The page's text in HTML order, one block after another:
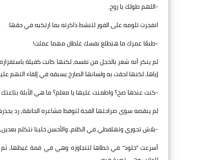
-اللهم طولك يا روح.
انفجرت تلومه على الفور لتنشط ذاكرته بما ارتكبه في حقها:
-طبعًا عمرك ما هتطلع نفسك غلطان مهما عملت!
لم ينكر أنه شعر بالخجل من نفسه، لكنها كانت كفيلة
إياها، لكنها لحقت به ولسانها الصارخ يسبقه في إلقاء التهم
-كنت عندها صح؟ واطمنت عليها يا معلم؟ ما هي الأبلة
لم ينقصه سوى صراحتها الفجة لتوقظ مشاعره الحانقة، رد
-بلاش تحوري وتهلفطي في الكلام، والأحسن خلينا نتكلم بعدين،
أسرعت "خلود" في خطاها لتتجاوزه وهي في قمة غيظها، ثم